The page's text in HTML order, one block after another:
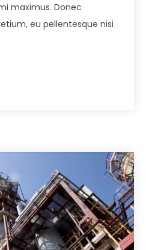
maximus. Donec
eu pellentesque nisi